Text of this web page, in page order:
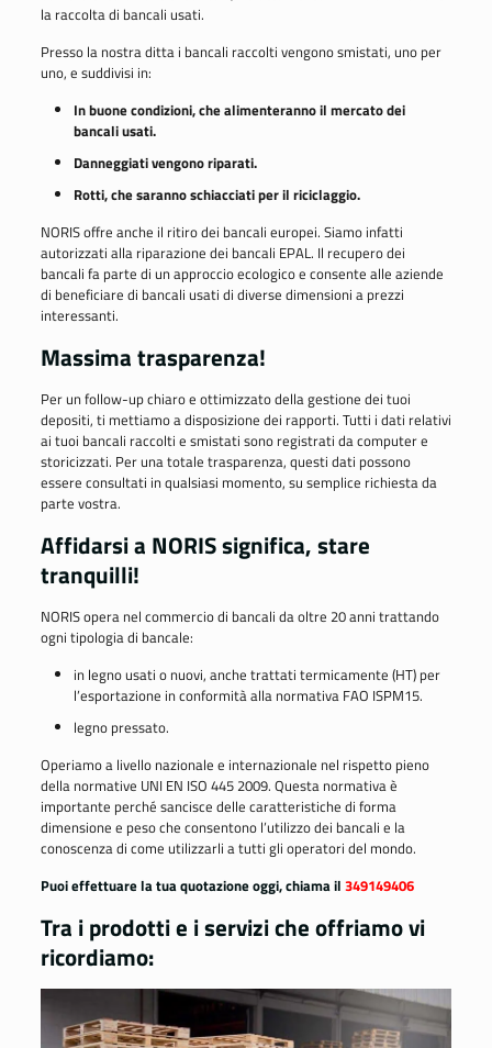
la raccolta di bancali usati.
Presso la nostra ditta i bancali raccolti vengono smistati, uno per
uno, e suddivisi in:
In buone condizioni, che alimenteranno il mercato dei
bancali usati.
Danneggiati vengono riparati.
Rotti, che saranno schiacciati per il riciclaggio.
NORIS offre anche il ritiro dei bancali europei. Siamo infatti
autorizzati alla riparazione dei bancali EPAL. Il recupero dei
bancali fa parte di un approccio ecologico e consente alle aziende
di beneficiare di bancali usati di diverse dimensioni a prezzi
interessanti.
Massima trasparenza!
Per un follow-up chiaro e ottimizzato della gestione dei tuoi
depositi, ti mettiamo a disposizione dei rapporti. Tutti i dati relativi
ai tuoi bancali raccolti e smistati sono registrati da computer e
storicizzati. Per una totale trasparenza, questi dati possono
essere consultati in qualsiasi momento, su semplice richiesta da
parte vostra.
Affidarsi a NORIS significa, stare
tranquilli!
NORIS opera nel commercio di bancali da oltre 20 anni trattando
ogni tipologia di bancale:
in legno usati o nuovi, anche trattati termicamente (HT) per
l’esportazione in conformità alla normativa FAO ISPM15.
legno pressato.
Operiamo a livello nazionale e internazionale nel rispetto pieno
della normative UNI EN ISO 445 2009. Questa normativa è
importante perché sancisce delle caratteristiche di forma
dimensione e peso che consentono l’utilizzo dei bancali e la
conoscenza di come utilizzarli a tutti gli operatori del mondo.
Puoi effettuare la tua quotazione oggi, chiama il 349149406
Tra i prodotti e i servizi che offriamo vi
ricordiamo: